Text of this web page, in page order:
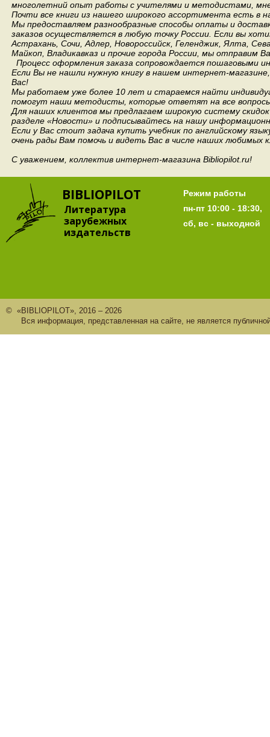
многолетний опыт работы с учителями и методистами,
Почти все книги из нашего широкого ассортимента есть в
Мы предоставляем разнообразные способы оплаты и
заказов осуществляется в любую точку России. Если вы
Астрахань, Сочи, Адлер, Новороссийск, Геленджик, Ялта,
Майкоп, Владикавказ и прочие города России, мы отправим
Процесс оформления заказа сопровождается пошаговыми
Если Вы не нашли нужную книгу в нашем интернет-
Вас!
Мы работаем уже более 10 лет и стараемся найти
помогут наши методисты, которые ответят на все
Для наших клиентов мы предлагаем широкую систему
разделе «Новости» и подписывайтесь на нашу
Если у Вас стоит задача купить учебник по английскому
очень рады Вам помочь и видеть Вас в числе наших любимых
С уважением, коллектив интернет-магазина Bibliopilot.ru!
BIBLIOPILOT
Литература
зарубежных
издательств
Режим работы
пн-пт 10:00 - 18:30,
сб, вс - выходной
© «BIBLIOPILOT», 2016 – 2026
Вся информация, представленная на сайте, не является